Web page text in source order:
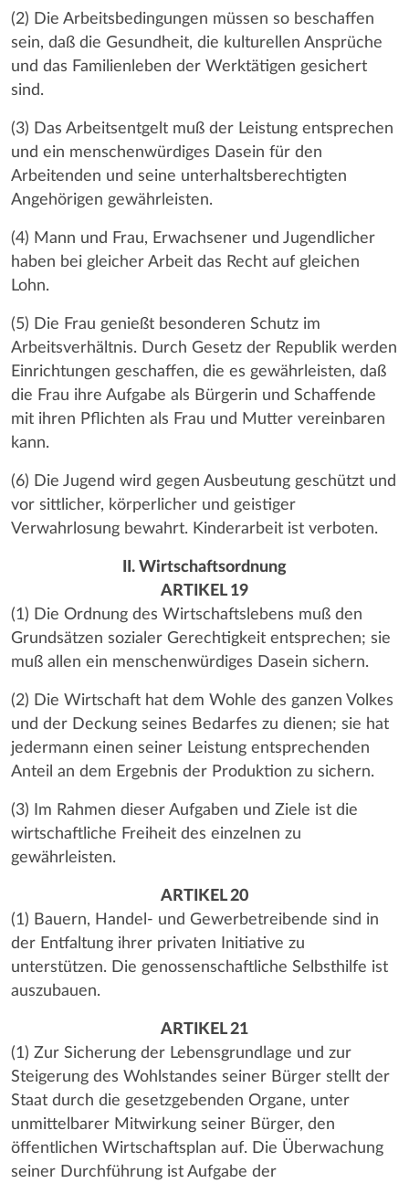
(2) Die Arbeitsbedingungen müssen so beschaffen
sein, daß die Gesundheit, die kulturellen Ansprüche
und das Familienleben der Werktätigen gesichert
sind.
(3) Das Arbeitsentgelt muß der Leistung entsprechen
und ein menschenwürdiges Dasein für den
Arbeitenden und seine unterhaltsberechtigten
Angehörigen gewährleisten.
(4) Mann und Frau, Erwachsener und Jugendlicher
haben bei gleicher Arbeit das Recht auf gleichen
Lohn.
(5) Die Frau genießt besonderen Schutz im
Arbeitsverhältnis. Durch Gesetz der Republik werden
Einrichtungen geschaffen, die es gewährleisten, daß
die Frau ihre Aufgabe als Bürgerin und Schaffende
mit ihren Pflichten als Frau und Mutter vereinbaren
kann.
(6) Die Jugend wird gegen Ausbeutung geschützt und
vor sittlicher, körperlicher und geistiger
Verwahrlosung bewahrt. Kinderarbeit ist verboten.
II. Wirtschaftsordnung
ARTIKEL 19
(1) Die Ordnung des Wirtschaftslebens muß den
Grundsätzen sozialer Gerechtigkeit entsprechen; sie
muß allen ein menschenwürdiges Dasein sichern.
(2) Die Wirtschaft hat dem Wohle des ganzen Volkes
und der Deckung seines Bedarfes zu dienen; sie hat
jedermann einen seiner Leistung entsprechenden
Anteil an dem Ergebnis der Produktion zu sichern.
(3) Im Rahmen dieser Aufgaben und Ziele ist die
wirtschaftliche Freiheit des einzelnen zu
gewährleisten.
ARTIKEL 20
(1) Bauern, Handel- und Gewerbetreibende sind in
der Entfaltung ihrer privaten Initiative zu
unterstützen. Die genossenschaftliche Selbsthilfe ist
auszubauen.
ARTIKEL 21
(1) Zur Sicherung der Lebensgrundlage und zur
Steigerung des Wohlstandes seiner Bürger stellt der
Staat durch die gesetzgebenden Organe, unter
unmittelbarer Mitwirkung seiner Bürger, den
öffentlichen Wirtschaftsplan auf. Die Überwachung
seiner Durchführung ist Aufgabe der